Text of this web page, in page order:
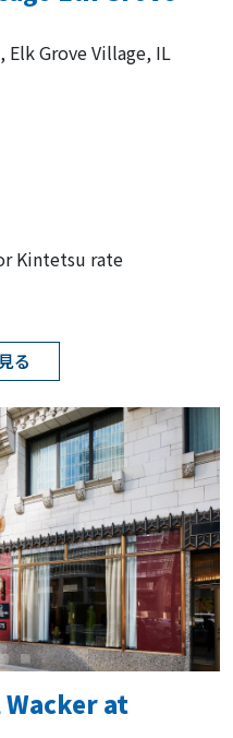
Elk Grove Village, IL
Kintetsu rate
る
at